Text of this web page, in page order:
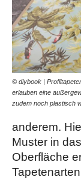
© diybook |
erlauben eine
zudem noch plastisch
anderem.
Muster in
Oberfläche